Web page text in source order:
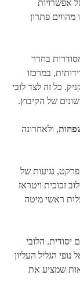
אפשרויות
פתרון
בחדר
במרכזו
כל זה לצד לובי
של הקיבוץ.
, ולאחרונה
נגיעות של
זכוכית ויטראז
ראשי מיטה
יסודית. הלובי
הגליל העליון
שמציע את